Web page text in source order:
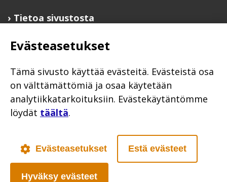
Tietoa sivustosta
Ilmoita järjestösi järjestöhakemistoon
Järjestötietäjä-testi
Anna palautetta
Saavutettavuusseloste
Evästekäytännöt
Evästeasetukset
Tämä sivusto käyttää evästeitä. Evästeistä osa
on välttämättömiä ja osaa käytetään
analytiikkatarkoituksiin. Evästekäytäntömme
löydät täältä.
Evästeasetukset Estä evästeet
Hyväksy evästeet